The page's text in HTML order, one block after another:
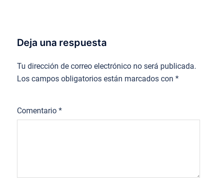
Deja una respuesta
Tu dirección de correo electrónico no será publicada.
Los campos obligatorios están marcados con *
Comentario *